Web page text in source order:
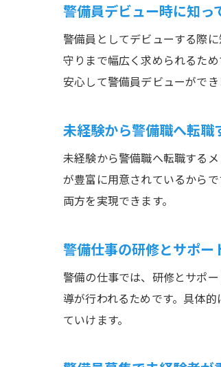
警備員デビュー時に知っ
警備員としてデビューする際
守りまで幅広く求められるた
安心して警備員デビューができ
未経験から警備職へ転職
未経験から警備職へ転職する
が豊富に用意されているから
両方を実現できます。
警備仕事の研修とサポー
警備の仕事では、研修とサポ
導が行われるためです。具体
ていけます。